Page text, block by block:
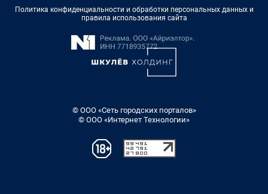
Политика конфиденциальности и обработки персональных данных и
правила использования сайта
© ООО «Сеть городских порталов»
© ООО «Интернет Технологии»